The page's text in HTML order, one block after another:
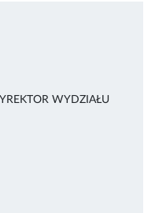
WYDZIAŁU